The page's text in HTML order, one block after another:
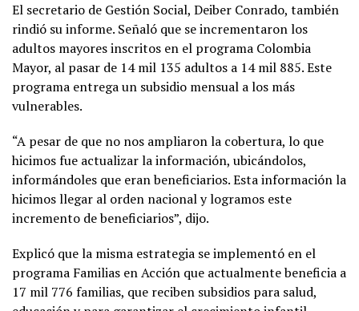
El secretario de Gestión Social, Deiber Conrado, también
rindió su informe. Señaló que se incrementaron los
adultos mayores inscritos en el programa Colombia
Mayor, al pasar de 14 mil 135 adultos a 14 mil 885. Este
programa entrega un subsidio mensual a los más
vulnerables.
“A pesar de que no nos ampliaron la cobertura, lo que
hicimos fue actualizar la información, ubicándolos,
informándoles que eran beneficiarios. Esta información la
hicimos llegar al orden nacional y logramos este
incremento de beneficiarios”, dijo.
Explicó que la misma estrategia se implementó en el
programa Familias en Acción que actualmente beneficia a
17 mil 776 familias, que reciben subsidios para salud,